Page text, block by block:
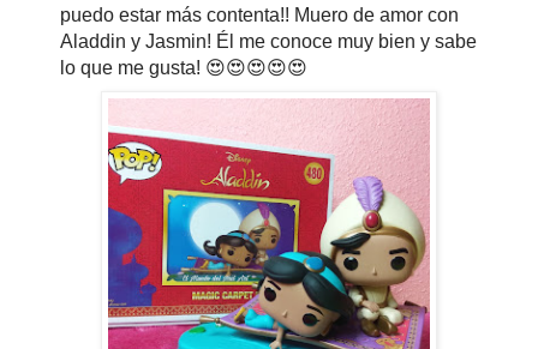
puedo estar más contenta!! Muero de amor con
Aladdin y Jasmin! Él me conoce muy bien y sabe
lo que me gusta! 😍😍😍😍😍